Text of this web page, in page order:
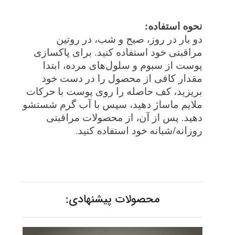
نحوه استفاده:
دو بار در روز، صبح و شب، در روتین
مراقبتی خود استفاده کنید. برای پاکسازی
پوست از سبوم و سلول‌های مرده، ابتدا
مقدار کافی از محصول را در دست خود
بریزید، کف حاصله را روی پوست با حرکات
ملایم ماساژ دهید، سپس با آب گرم شستشو
دهید. پس از آن، از محصولات مراقبتی
روزانه/شبانه خود استفاده کنید.
محصولات پیشنهادی: